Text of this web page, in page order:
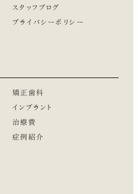
スタッフブログ
プライバシーポリシー
矯正歯科
インプラント
治療費
症例紹介